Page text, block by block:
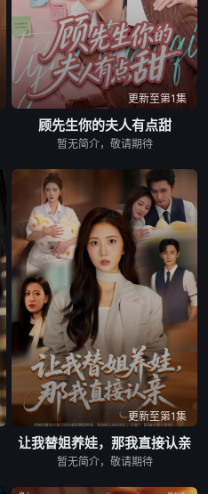
更新至第1集
顾先生你的夫人有点甜
暂无简介，敬请期待
更新至第1集
让我替姐养娃，那我直接认亲
暂无简介，敬请期待